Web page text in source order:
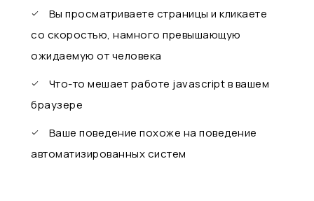
Вы просматриваете страницы и кликаете
со скоростью, намного превышающую
ожидаемую от человека
Что-то мешает работе javascript в вашем
браузере
Ваше поведение похоже на поведение
автоматизированных систем